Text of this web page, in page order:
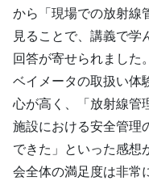
から「現場での放射線
見ることで、講義で学
回答が寄せられました
ベイメータの取扱い体
心が高く、「放射線管
施設における安全管理
できた」といった感想
会全体の満足度は非常